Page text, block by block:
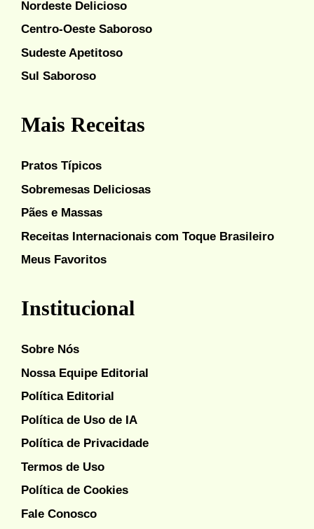
Nordeste Delicioso
Centro-Oeste Saboroso
Sudeste Apetitoso
Sul Saboroso
Mais Receitas
Pratos Típicos
Sobremesas Deliciosas
Pães e Massas
Receitas Internacionais com Toque Brasileiro
Meus Favoritos
Institucional
Sobre Nós
Nossa Equipe Editorial
Política Editorial
Política de Uso de IA
Política de Privacidade
Termos de Uso
Política de Cookies
Fale Conosco